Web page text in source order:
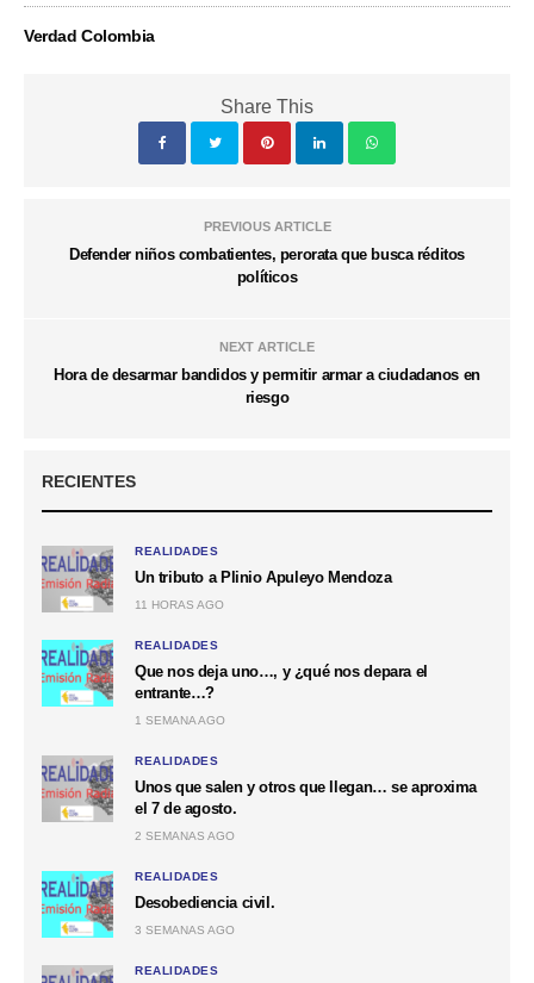
Verdad Colombia
Share This
PREVIOUS ARTICLE
Defender niños combatientes, perorata que busca réditos
políticos
NEXT ARTICLE
Hora de desarmar bandidos y permitir armar a ciudadanos en
riesgo
RECIENTES
REALIDADES
Un tributo a Plinio Apuleyo Mendoza
11 HORAS AGO
REALIDADES
Que nos deja uno…, y ¿qué nos depara el
entrante…?
1 SEMANA AGO
REALIDADES
Unos que salen y otros que llegan… se aproxima
el 7 de agosto.
2 SEMANAS AGO
REALIDADES
Desobediencia civil.
3 SEMANAS AGO
REALIDADES